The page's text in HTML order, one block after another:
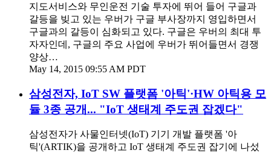
지도서비스와 무인운전 기술 투자에 뛰어 들어 구글과
갈등을 빚고 있는 우버가 구글 부사장까지 영입하면서
구글과의 갈등이 심화되고 있다. 구글은 우버의 최대 투
자자인데, 구글의 주요 사업에 우버가 뛰어들면서 경쟁
양상…
May 14, 2015 09:55 AM PDT
삼성전자, IoT SW 플랫폼 '아틱'·HW 아틱용 모
듈 3종 공개... "IoT 생태계 주도권 잡겠다"
삼성전자가 사물인터넷(IoT) 기기 개발 플랫폼 '아
틱'(ARTIK)을 공개하고 IoT 생태계 주도권 잡기에 나섰